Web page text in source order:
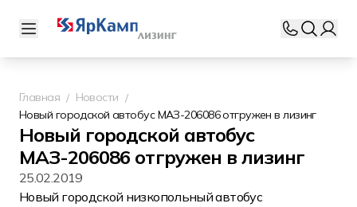
Главная
Новости
Новый городской автобус МАЗ-206086 отгружен в лизинг
Новый городской автобус
МАЗ-206086 отгружен в лизинг
25.02.2019
Новый городской низкопольный автобус